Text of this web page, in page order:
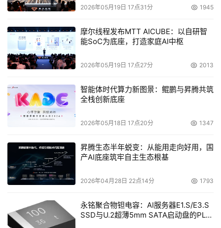
产能利用率已达到94.63%，接近满负荷运转。车企采购高
管们纷纷蹲点长鑫，争取每一份产能。一名车企采购负责人
坦言：“国产存储厂商的产能提升和技术升级，会让汽车行
实质性增强。”
长鑫正计划在A股科创板IPO，拟募集资金295亿元，用于
DRAM存储器晶圆制造量产线技术升级改造等项目。这无疑
城”。
2026年05月19日 17点31分 1945
摩尔线程发布MTT AICUBE：以自研智
能SoC为底座，打造家庭AI中枢
2026年05月19日 17点27分 2013
智能体时代算力新图景：鲲鹏与昇腾共筑
全栈创新底座
2026年05月18日 17点20分 1347
昇腾生态半年蜕变：从能用走向好用，国
产AI底座筑牢自主生态根基
2026年04月28日 22点14分 1793
永铭聚合物钽电容：AI服务器E1.S/E3.S
SSD与U.2超薄5mm SATA启动盘的PLP